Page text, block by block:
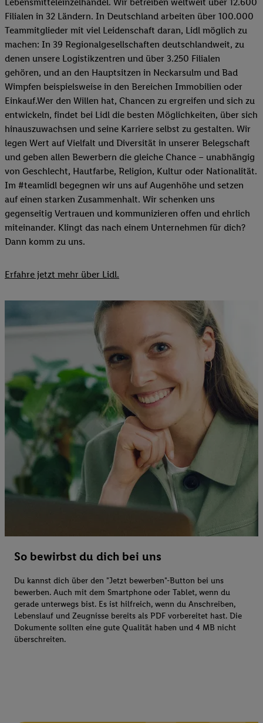
Filialen in 32 Ländern. In Deutschland arbeiten über 100.000
Teammitglieder mit viel Leidenschaft daran, Lidl möglich zu
machen: In 39 Regionalgesellschaften deutschlandweit, zu
denen unsere Logistikzentren und über 3.250 Filialen
gehören, und an den Hauptsitzen in Neckarsulm und Bad
Wimpfen beispielsweise in den Bereichen Immobilien oder
Einkauf.Wer den Willen hat, Chancen zu ergreifen und sich zu
entwickeln, findet bei Lidl die besten Möglichkeiten, über sich
hinauszuwachsen und seine Karriere selbst zu gestalten. Wir
legen Wert auf Vielfalt und Diversität in unserer Belegschaft
und geben allen Bewerbern die gleiche Chance – unabhängig
von Geschlecht, Hautfarbe, Religion, Kultur oder Nationalität.
Im #teamlidl begegnen wir uns auf Augenhöhe und setzen
auf einen starken Zusammenhalt. Wir schenken uns
gegenseitig Vertrauen und kommunizieren offen und ehrlich
miteinander. Klingt das nach einem Unternehmen für dich?
Dann komm zu uns.​
Erfahre jetzt mehr über Lidl.
So bewirbst du dich bei uns
Du kannst dich über den "Jetzt bewerben"-Button bei uns
bewerben. Auch mit dem Smartphone oder Tablet, wenn du
gerade unterwegs bist. Es ist hilfreich, wenn du Anschreiben,
Lebenslauf und Zeugnisse bereits als PDF vorbereitet hast. Die
Dokumente sollten eine gute Qualität haben und 4 MB nicht
überschreiten.